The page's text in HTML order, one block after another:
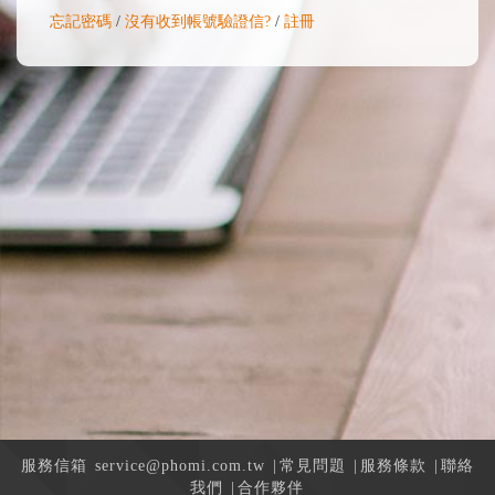
忘記密碼 / 沒有收到帳號驗證信? / 註冊
服務信箱 service@phomi.com.tw 常見問題 服務條款
聯絡
我們
合作夥伴